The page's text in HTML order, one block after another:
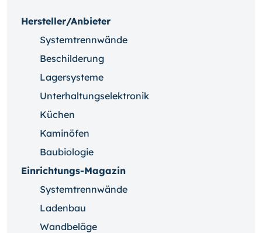
Hersteller/Anbieter
Systemtrennwände
Beschilderung
Lagersysteme
Unterhaltungselektronik
Küchen
Kaminöfen
Baubiologie
Einrichtungs-Magazin
Systemtrennwände
Ladenbau
Wandbeläge